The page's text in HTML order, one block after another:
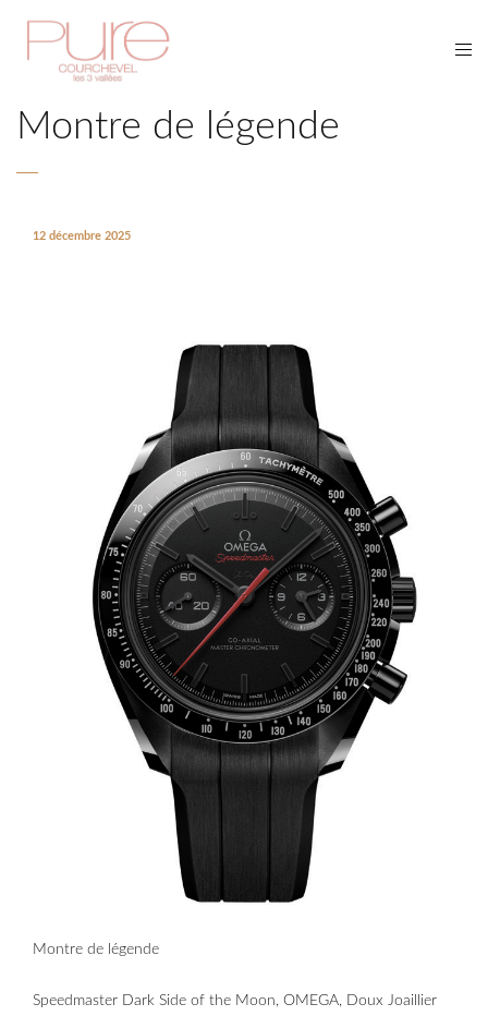
Montre de légende
12 décembre 2025
Montre de légende
Speedmaster Dark Side of the Moon, OMEGA, Doux Joaillier